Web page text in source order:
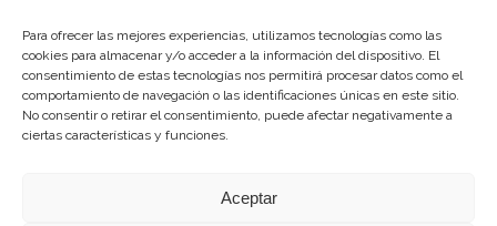
Para ofrecer las mejores experiencias, utilizamos tecnologías como las
cookies para almacenar y/o acceder a la información del dispositivo. El
consentimiento de estas tecnologías nos permitirá procesar datos como el
comportamiento de navegación o las identificaciones únicas en este sitio.
No consentir o retirar el consentimiento, puede afectar negativamente a
ciertas características y funciones.
Aceptar
con fondos provenientes del presupuesto de gastos del Instituto Canario de
Calidad Agroalimentaria